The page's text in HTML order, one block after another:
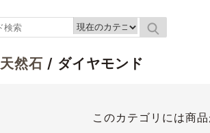
天然石 / ダイヤモンド
このカテゴリには商